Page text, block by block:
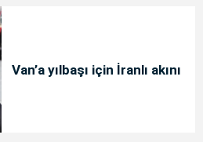
Van’a yılbaşı için İranlı akını